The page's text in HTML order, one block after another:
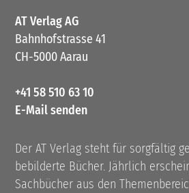
AT Verlag AG
Bahnhofstrasse 41
CH-5000 Aarau
+41 58 510 63 10
E-Mail senden
Der AT Verlag steht für sorgfältig
bebilderte Bücher. Jährlich
Sachbücher aus den